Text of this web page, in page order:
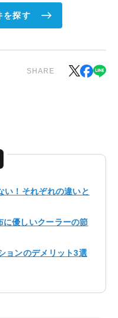
を探す
SHARE
い！それぞれの違いと
優しいクーラーの節
ョンのデメリット3選